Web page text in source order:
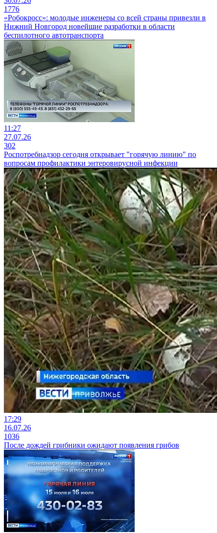
1776
«Робокросс»: молодые инженеры со всей страны привезли в
Нижний Новгород новейшие разработки в области
беспилотного автотранспорта
11:27
27.07.26
302
Роспотребнадзор сегодня открывает "горячую линию" по
вопросам профилактики энтеровирусной инфекции
17:29
16.07.26
1036
После дождей грибники ожидают появления грибов